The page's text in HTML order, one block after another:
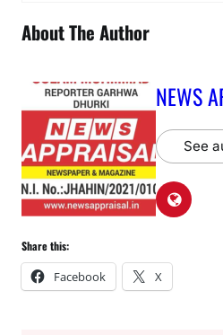
About The Author
NEWS
See
Share this:
Facebook X